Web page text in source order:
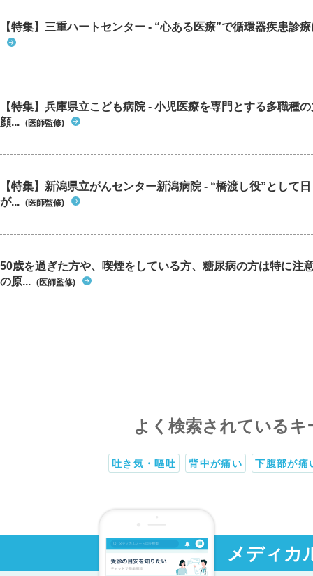
【特集】三重ハートセンター - “心ある医療”で循環器疾患診
【特集】兵庫県立こども病院 - 小児医療を専門とする多職種
顔... (医師監修)
【特集】新潟県立がんセンター新潟病院 - “橋渡し役”として
が... (医師監修)
50歳を過ぎた方や、喫煙をしている方、糖尿病の方は特に注
の原... (医師監修)
よく検索されているキ
吐き気・嘔吐 背中が痛い 下腹部が痛
メディカ